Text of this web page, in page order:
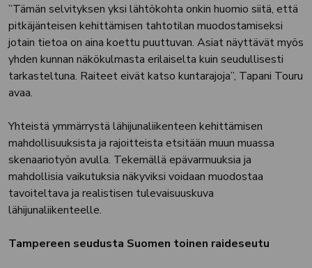
”Tämän selvityksen yksi lähtökohta onkin huomio siitä, että
pitkäjänteisen kehittämisen tahtotilan muodostamiseksi
jotain tietoa on aina koettu puuttuvan. Asiat näyttävät myös
yhden kunnan näkökulmasta erilaiselta kuin seudullisesti
tarkasteltuna. Raiteet eivät katso kuntarajoja”, Tapani Touru
avaa.
Yhteistä ymmärrystä lähijunaliikenteen kehittämisen
mahdollisuuksista ja rajoitteista etsitään muun muassa
skenaariotyön avulla. Tekemällä epävarmuuksia ja
mahdollisia vaikutuksia näkyviksi voidaan muodostaa
tavoiteltava ja realistisen tulevaisuuskuva
lähijunaliikenteelle.
Tampereen seudusta Suomen toinen raideseutu